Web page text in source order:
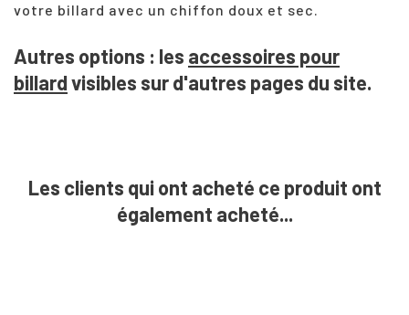
votre billard avec un chiffon doux et sec.
Autres options : les accessoires pour
billardvisibles sur d'autres pages du site.
Les clients qui ont acheté ce produit ont
également acheté...